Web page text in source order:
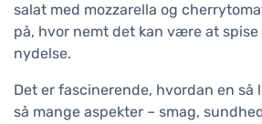
salat med mozzarella og
på, hvor nemt det kan være at
nydelse.
Det er fascinerende, hvordan en så
så mange aspekter – smag,